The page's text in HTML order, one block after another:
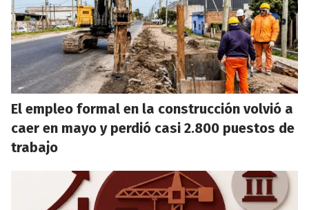
El empleo formal en la construcción volvió a
caer en mayo y perdió casi 2.800 puestos de
trabajo